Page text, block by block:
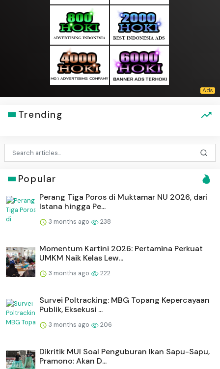
Trending
Popular
Perang Tiga Poros di Muktamar NU 2026, dari
Istana hingga Pe...
3 months ago 238
Momentum Kartini 2026: Pertamina Perkuat
UMKM Naik Kelas Lew...
3 months ago 222
Survei Poltracking: MBG Topang Kepercayaan
Publik, Eksekusi ...
3 months ago 206
Dikritik MUI Soal Penguburan Ikan Sapu-Sapu,
Pramono: Akan D...